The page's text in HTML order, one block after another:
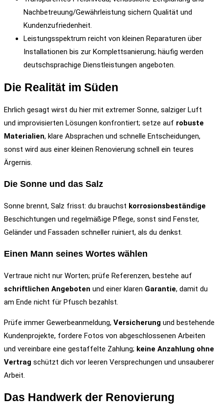
Nachbetreuung/Gewährleistung sichern Qualität und
Kundenzufriedenheit.
Leistungsspektrum reicht von kleinen Reparaturen über
Installationen bis zur Komplettsanierung; häufig werden
deutschsprachige Dienstleistungen angeboten.
Die Realität im Süden
Ehrlich gesagt wirst du hier mit extremer Sonne, salziger Luft
und improvisierten Lösungen konfrontiert; setze auf robuste
Materialien, klare Absprachen und schnelle Entscheidungen,
sonst wird aus einer kleinen Renovierung schnell ein teures
Ärgernis.
Die Sonne und das Salz
Sonne brennt, Salz frisst: du brauchst korrosionsbeständige
Beschichtungen und regelmäßige Pflege, sonst sind Fenster,
Geländer und Fassaden schneller ruiniert, als du denkst.
Einen Mann seines Wortes wählen
Vertraue nicht nur Worten; prüfe Referenzen, bestehe auf
schriftlichen Angeboten und einer klaren Garantie, damit du
am Ende nicht für Pfusch bezahlst.
Prüfe immer Gewerbeanmeldung, Versicherung und bestehende
Kundenprojekte, fordere Fotos von abgeschlossenen Arbeiten
und vereinbare eine gestaffelte Zahlung; keine Anzahlung ohne
Vertrag schützt dich vor leeren Versprechungen und unsauberer
Arbeit.
Das Handwerk der Renovierung